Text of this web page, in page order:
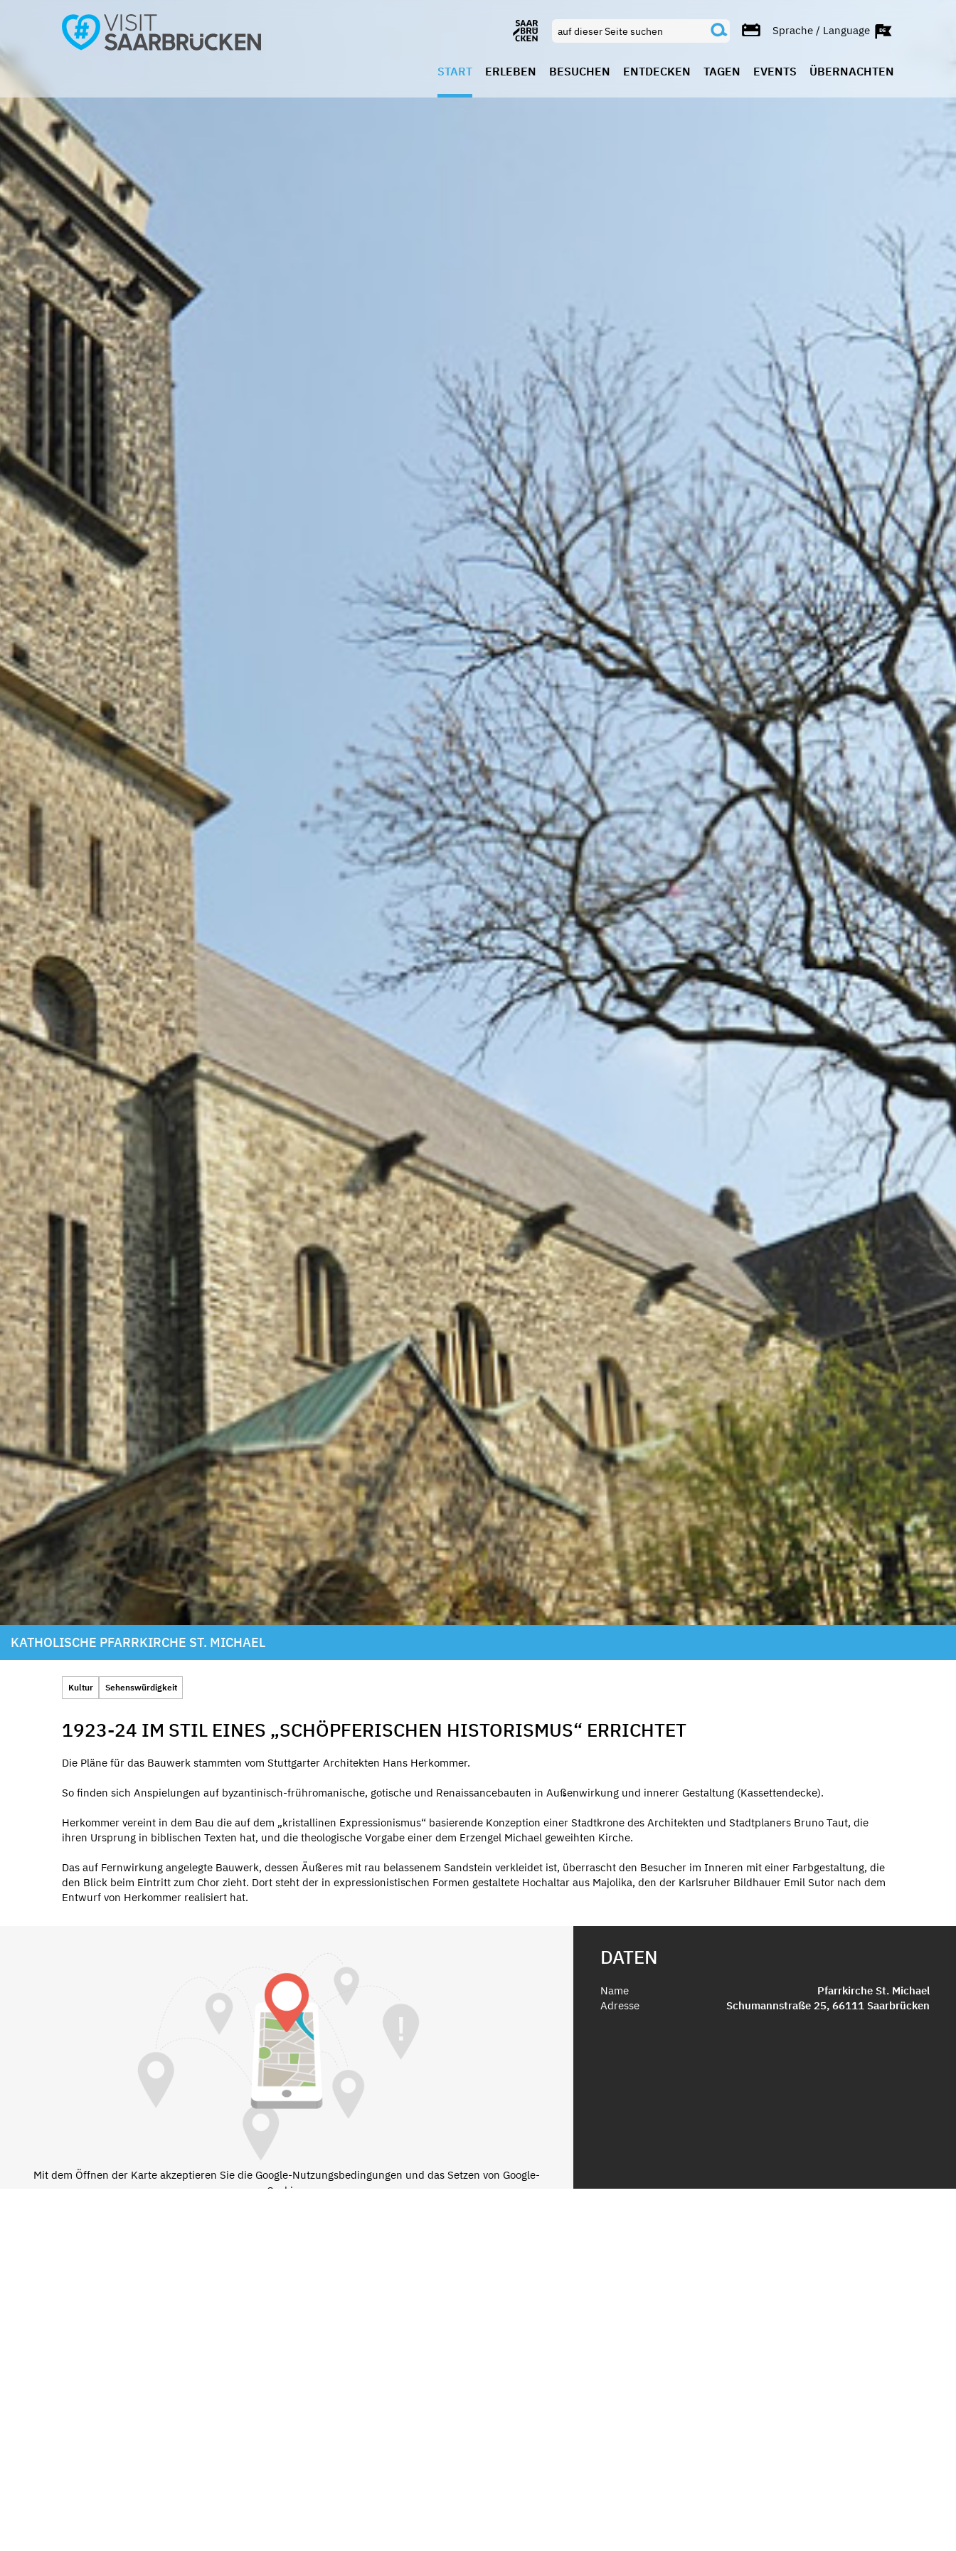
Sprache / Language
START ERLEBEN BESUCHEN ENTDECKEN TAGEN EVENTS ÜBERNACHTEN
KATHOLISCHE PFARRKIRCHE ST. MICHAEL
Kultur Sehenswürdigkeit
1923-24 IM STIL EINES „SCHÖPFERISCHEN HISTORISMUS“ ERRICHTET
Die Pläne für das Bauwerk stammten vom Stuttgarter Architekten Hans Herkommer.
So finden sich Anspielungen auf byzantinisch-frühromanische, gotische und Renaissancebauten in Außenwirkung und innerer Gestaltung (Kassettendecke).
Herkommer vereint in dem Bau die auf dem „kristallinen Expressionismus“ basierende Konzeption einer Stadtkrone des Architekten und Stadtplaners Bruno Taut, die
ihren Ursprung in biblischen Texten hat, und die theologische Vorgabe einer dem Erzengel Michael geweihten Kirche.
Das auf Fernwirkung angelegte Bauwerk, dessen Äußeres mit rau belassenem Sandstein verkleidet ist, überrascht den Besucher im Inneren mit einer Farbgestaltung, die
den Blick beim Eintritt zum Chor zieht. Dort steht der in expressionistischen Formen gestaltete Hochaltar aus Majolika, den der Karlsruher Bildhauer Emil Sutor nach dem
Entwurf von Herkommer realisiert hat.
Mit dem Öffnen der Karte akzeptieren Sie die Google-Nutzungsbedingungen und das Setzen von Google-
Cookies.
DATEN
Name
Pfarrkirche St. Michael
Adresse
Schumannstraße 25, 66111 Saarbrücken